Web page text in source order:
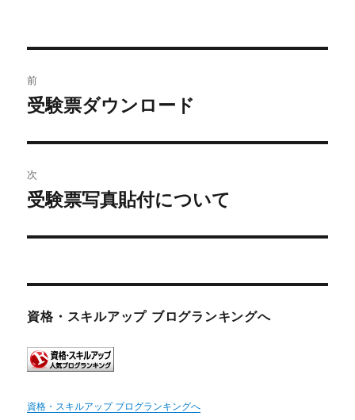
稿
ビ
ゲ
ー
前
前
投
稿:
受験票ダウンロード
次
次
投
受験票写真貼付について
資格・スキルアップ ブログランキングへ
資格・スキルアップ ブログランキングへ